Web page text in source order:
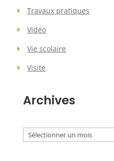
Travaux pratiques
Vidéo
Vie scolaire
Visite
Archives
Archives